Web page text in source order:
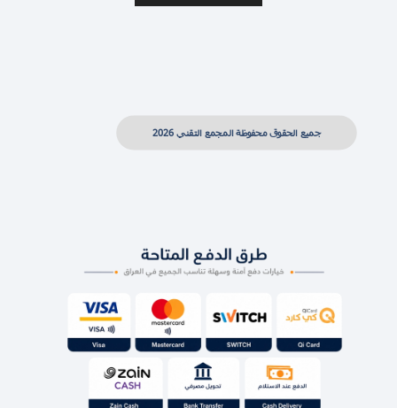
جميع الحقوق محفوظة المجمع التقني 2026